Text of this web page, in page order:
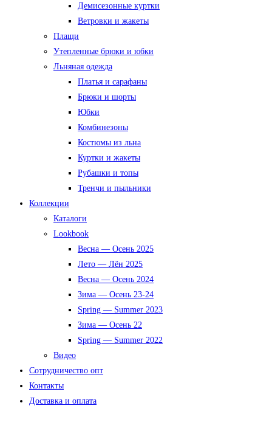
Демисезонные куртки
Ветровки и жакеты
Плащи
Утепленные брюки и юбки
Льняная одежда
Платья и сарафаны
Брюки и шорты
Юбки
Комбинезоны
Костюмы из льна
Куртки и жакеты
Рубашки и топы
Тренчи и пыльники
Коллекции
Каталоги
Lookbook
Весна — Осень 2025
Лето — Лён 2025
Весна — Осень 2024
Зима — Осень 23-24
Spring — Summer 2023
Зима — Осень 22
Spring — Summer 2022
Видео
Сотрудничество опт
Контакты
Доставка и оплата